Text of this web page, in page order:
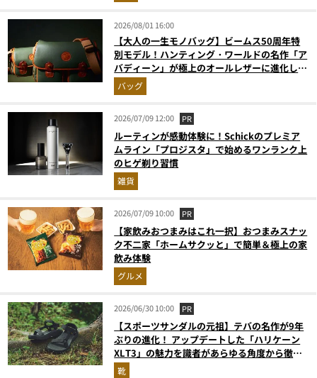
2026/08/01 16:00
【大人の一生モノバッグ】ビームス50周年特
別モデル！ハンティング・ワールドの名作「ア
バディーン」が極上のオールレザーに進化して
登場
バッグ
2026/07/09 12:00 PR
ルーティンが感動体験に！Schickのプレミア
ムライン「プロジスタ」で始めるワンランク上
のヒゲ剃り習慣
雑貨
2026/07/09 10:00 PR
【家飲みおつまみはこれ一択】おつまみスナッ
ク不二家「ホームサクッと」で簡単＆極上の家
飲み体験
グルメ
2026/06/30 10:00 PR
【スポーツサンダルの元祖】テバの名作が9年
ぶりの進化！ アップデートした「ハリケーン
XLT3」の魅力を識者があらゆる角度から徹底
解説！
靴